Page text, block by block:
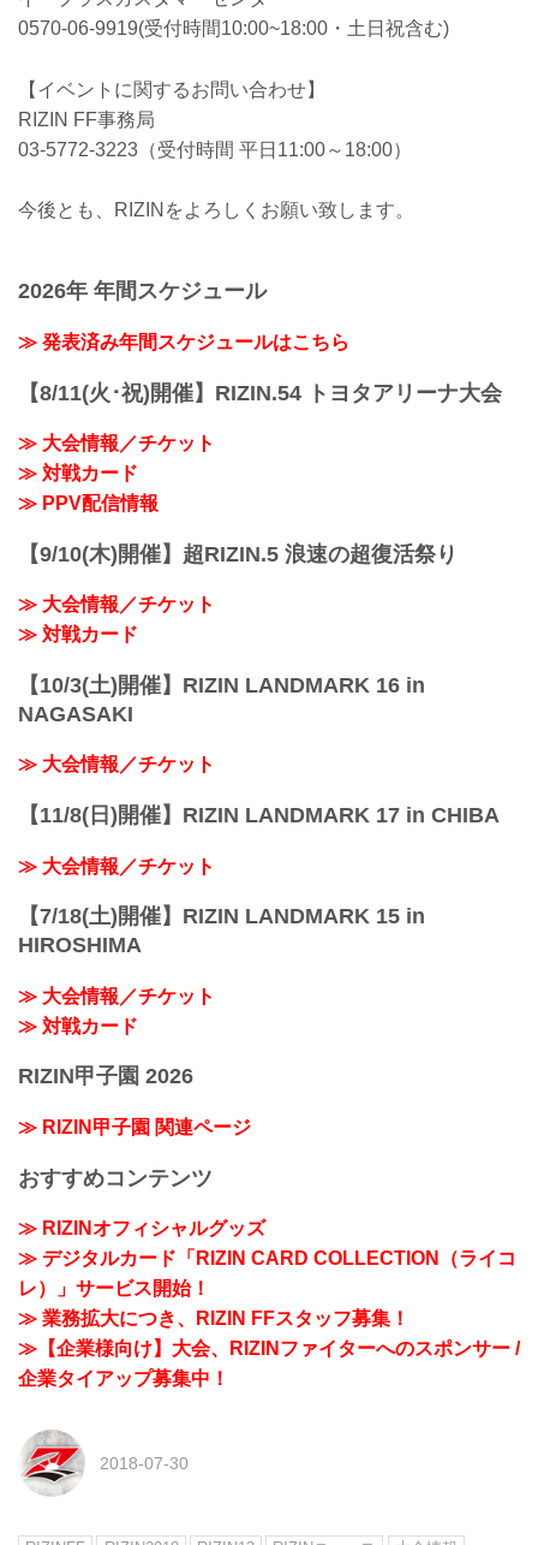
0570-06-9919(受付時間10:00~18:00・土日祝含む)
【イベントに関するお問い合わせ】
RIZIN FF事務局
03-5772-3223（受付時間 平日11:00～18:00）
今後とも、RIZINをよろしくお願い致します。
2026年 年間スケジュール
≫ 発表済み年間スケジュールはこちら
【8/11(火･祝)開催】RIZIN.54 トヨタアリーナ大会
≫ 大会情報／チケット
≫ 対戦カード
≫ PPV配信情報
【9/10(木)開催】超RIZIN.5 浪速の超復活祭り
≫ 大会情報／チケット
≫ 対戦カード
【10/3(土)開催】RIZIN LANDMARK 16 in
NAGASAKI
≫ 大会情報／チケット
【11/8(日)開催】RIZIN LANDMARK 17 in CHIBA
≫ 大会情報／チケット
【7/18(土)開催】RIZIN LANDMARK 15 in
HIROSHIMA
≫ 大会情報／チケット
≫ 対戦カード
RIZIN甲子園 2026
≫ RIZIN甲子園 関連ページ
おすすめコンテンツ
≫ RIZINオフィシャルグッズ
≫ デジタルカード「RIZIN CARD COLLECTION（ライコ
レ）」サービス開始！
≫ 業務拡大につき、RIZIN FFスタッフ募集！
≫【企業様向け】大会、RIZINファイターへのスポンサー /
企業タイアップ募集中！
2018-07-30